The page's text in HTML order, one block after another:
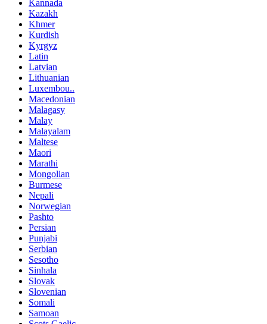
Kannada
Kazakh
Khmer
Kurdish
Kyrgyz
Latin
Latvian
Lithuanian
Luxembou..
Macedonian
Malagasy
Malay
Malayalam
Maltese
Maori
Marathi
Mongolian
Burmese
Nepali
Norwegian
Pashto
Persian
Punjabi
Serbian
Sesotho
Sinhala
Slovak
Slovenian
Somali
Samoan